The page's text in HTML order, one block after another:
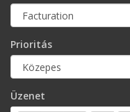
Prioritás
Üzenet